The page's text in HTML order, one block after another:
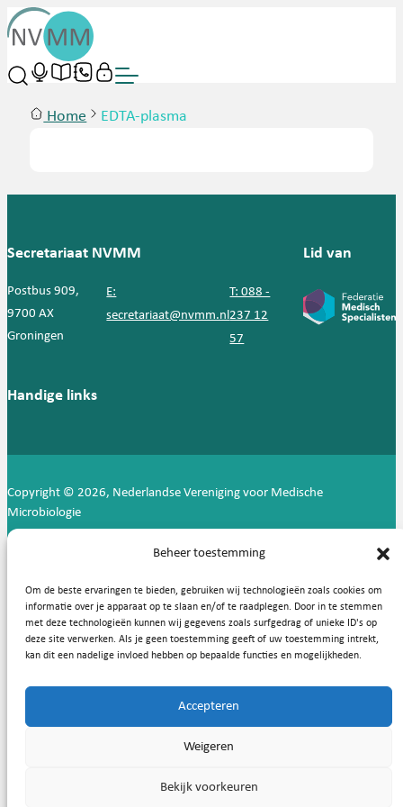
Beheer toestemming
Om de beste ervaringen te bieden, gebruiken wij technologieën zoals cookies om
informatie over je apparaat op te slaan en/of te raadplegen. Door in te stemmen
met deze technologieën kunnen wij gegevens zoals surfgedrag of unieke ID's op
deze site verwerken. Als je geen toestemming geeft of uw toestemming intrekt,
kan dit een nadelige invloed hebben op bepaalde functies en mogelijkheden.
Accepteren
Weigeren
Bekijk voorkeuren
Home EDTA-plasma
Secretariaat NVMM
Postbus 909,
9700 AX
Groningen
E:
secretariaat@nvmm.nl
T: 088 -
237 12
57
Lid van
Handige links
Copyright © 2026, Nederlandse Vereniging voor Medische
Microbiologie